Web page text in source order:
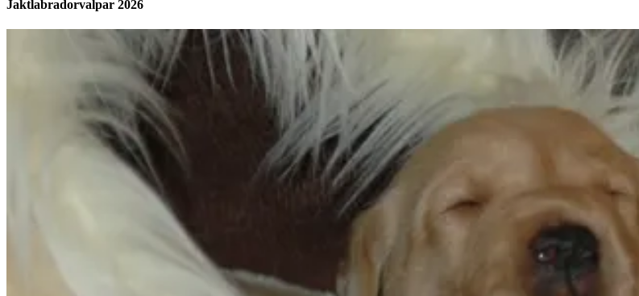
Jaktlabradorvalpar 2026